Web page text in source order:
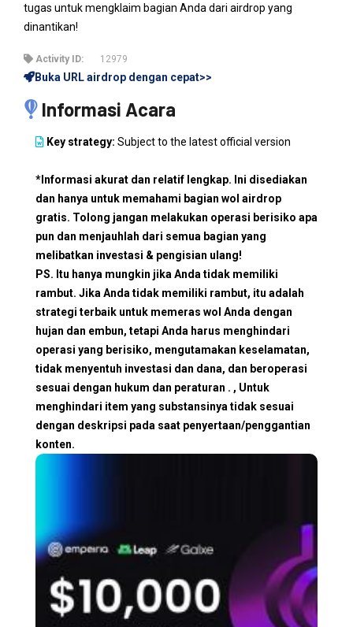
tugas untuk mengklaim bagian Anda dari airdrop yang
dinantikan!
Activity ID: 12979
Buka URL airdrop dengan cepat>>
Informasi Acara
Key strategy: Subject to the latest official version
*Informasi akurat dan relatif lengkap. Ini disediakan
dan hanya untuk memahami bagian wol airdrop
gratis. Tolong jangan melakukan operasi berisiko apa
pun dan menjauhlah dari semua bagian yang
melibatkan investasi & pengisian ulang!
PS. Itu hanya mungkin jika Anda tidak memiliki
rambut. Jika Anda tidak memiliki rambut, itu adalah
strategi terbaik untuk memeras wol Anda dengan
hujan dan embun, tetapi Anda harus menghindari
operasi yang berisiko, mengutamakan keselamatan,
tidak menyentuh investasi dan dana, dan beroperasi
sesuai dengan hukum dan peraturan . , Untuk
menghindari item yang substansinya tidak sesuai
dengan deskripsi pada saat penyertaan/penggantian
konten.